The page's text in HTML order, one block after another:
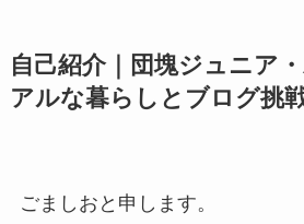
自己紹介｜団塊ジュニア
アルな暮らしとブログ挑
ごましおと申します。